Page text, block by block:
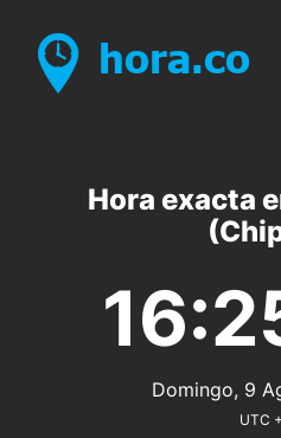
Hora exacta
Domingo, 9
UTC